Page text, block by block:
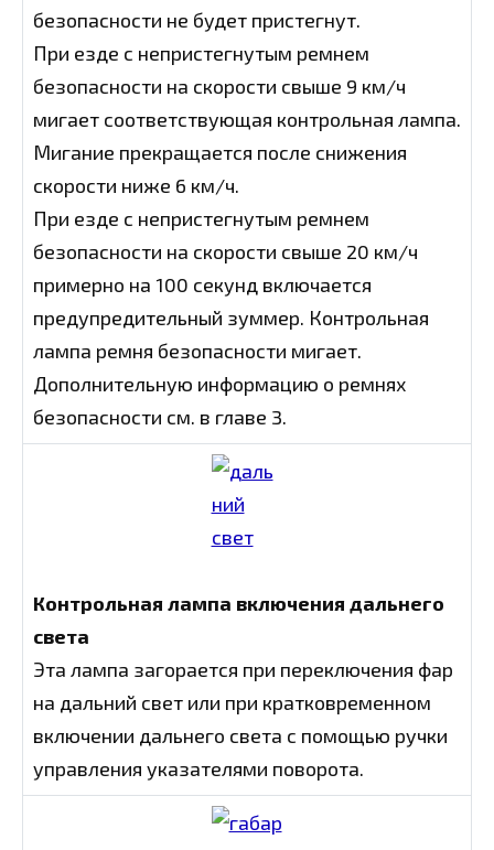
безопасности не будет пристегнут.
При езде с непристегнутым ремнем
безопасности на скорости свыше 9 км/ч
мигает соответствующая контрольная лампа.
Мигание прекращается после снижения
скорости ниже 6 км/ч.
При езде с непристегнутым ремнем
безопасности на скорости свыше 20 км/ч
примерно на 100 секунд включается
предупредительный зуммер. Контрольная
лампа ремня безопасности мигает.
Дополнительную информацию о ремнях
безопасности см. в главе 3.
Контрольная лампа включения дальнего
света
Эта лампа загорается при переключения фар
на дальний свет или при кратковременном
включении дальнего света с помощью ручки
управления указателями поворота.